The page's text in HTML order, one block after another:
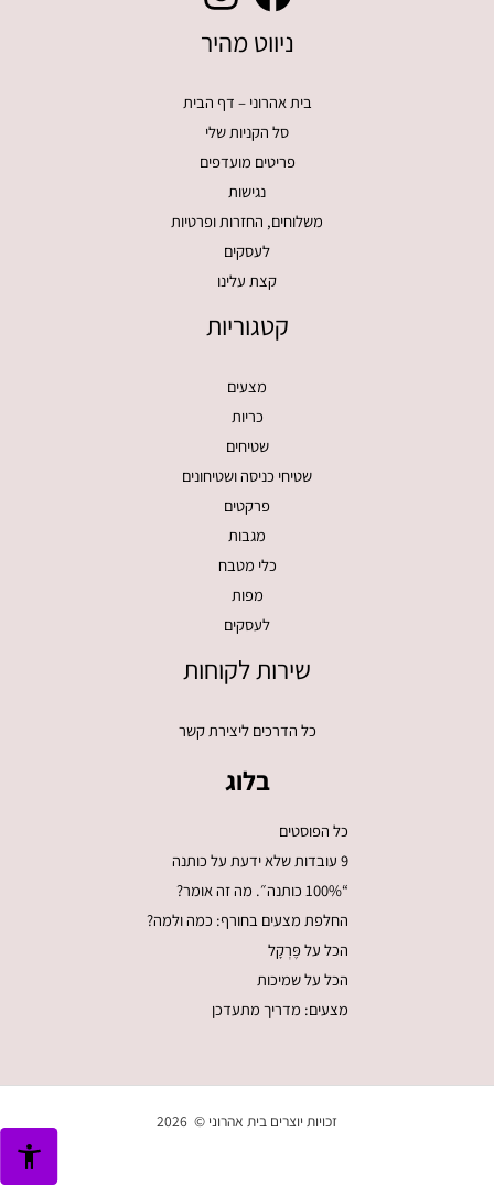
ניווט מהיר
בית אהרוני – דף הבית
סל הקניות שלי
פריטים מועדפים
נגישות
משלוחים, החזרות ופרטיות
לעסקים
קצת עלינו
קטגוריות
מצעים
כריות
שטיחים
שטיחי כניסה ושטיחונים
פרקטים
מגבות
כלי מטבח
מפות
לעסקים
שירות לקוחות
כל הדרכים ליצירת קשר
בלוג
כל הפוסטים
9 עובדות שלא ידעת על כותנה
“100% כותנה״. מה זה אומר?
החלפת מצעים בחורף: כמה ולמה?
הכל על פֶּרְקָל
הכל על שמיכות
מצעים: מדריך מתעדכן
זכויות יוצרים בית אהרוני © 2026